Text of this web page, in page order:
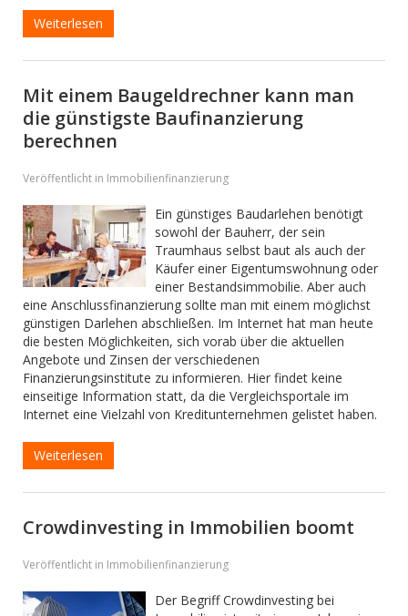
Weiterlesen
Mit einem Baugeldrechner kann man
die günstigste Baufinanzierung
berechnen
Veröffentlicht in Immobilienfinanzierung
Ein günstiges Baudarlehen benötigt
sowohl der Bauherr, der sein
Traumhaus selbst baut als auch der
Käufer einer Eigentumswohnung oder
einer Bestandsimmobilie. Aber auch
eine Anschlussfinanzierung sollte man mit einem möglichst
günstigen Darlehen abschließen. Im Internet hat man heute
die besten Möglichkeiten, sich vorab über die aktuellen
Angebote und Zinsen der verschiedenen
Finanzierungsinstitute zu informieren. Hier findet keine
einseitige Information statt, da die Vergleichsportale im
Internet eine Vielzahl von Kreditunternehmen gelistet haben.
Weiterlesen
Crowdinvesting in Immobilien boomt
Veröffentlicht in Immobilienfinanzierung
Der Begriff Crowdinvesting bei